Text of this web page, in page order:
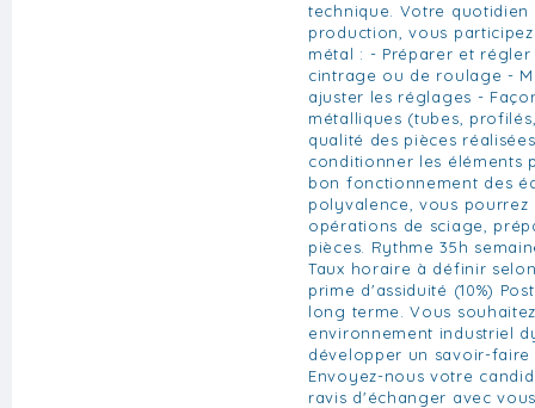
technique. Votre quotidien
production, vous
métal : - Préparer et
cintrage ou de roulage -
ajuster les réglages -
métalliques (tubes,
qualité des pièces
conditionner les éléments
bon fonctionnement des
polyvalence, vous
opérations de sciage,
pièces. Rythme 35h
Taux horaire à définir
prime d'assiduité (10%)
long terme. Vous
environnement industriel
développer un savoir-faire
Envoyez-nous votre
ravis d'échanger avec